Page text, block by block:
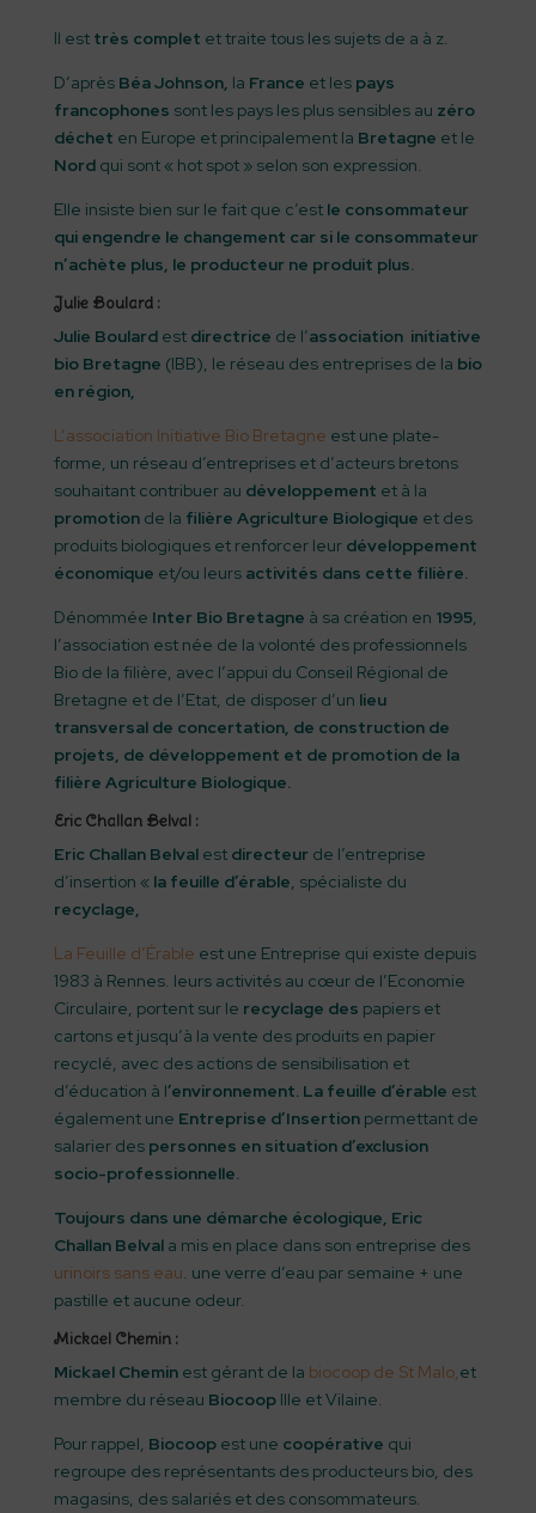
Il est très complet et traite tous les sujets de a à z.
D’après Béa Johnson, la France et les pays
francophones sont les pays les plus sensibles au zéro
déchet en Europe et principalement la Bretagne et le
Nordqui sont « hot spot » selon son expression.
Elle insiste bien sur le fait que c’est le consommateur
qui engendre le changement car si le consommateur
n’achète plus, le producteur ne produit plus.
Julie Boulard :
Julie Boulardest directrice de l’association initiative
bio Bretagne (IBB), le réseau des entreprises de la bio
en région,
L’association Initiative Bio Bretagne est une plate-
forme, un réseau d’entreprises et d’acteurs bretons
souhaitant contribuer au développement et à la
promotionde la filière Agriculture Biologique et des
produits biologiques et renforcer leur développement
économique et/ou leurs activités dans cette filière.
Dénommée Inter Bio Bretagne à sa création en 1995,
l’association est née de la volonté des professionnels
Bio de la filière, avec l’appui du Conseil Régional de
Bretagne et de l’Etat, de disposer d’un lieu
transversal de concertation, de construction de
projets, de développement et de promotion de la
filière Agriculture Biologique.
Eric Challan Belval :
Eric Challan Belvalest directeurde l’entreprise
d’insertion « la feuille d’érable, spécialiste du
recyclage,
La Feuille d’Érable est une Entreprise qui existe depuis
1983 à Rennes. leurs activités au cœur de l’Economie
Circulaire, portent sur le recyclage des papiers et
cartons et jusqu’à la vente des produits en papier
recyclé, avec des actions de sensibilisation et
d’éducation à l’environnement. La feuille d’érable est
également une Entreprise d’Insertionpermettant de
salarier des personnes en situation d’exclusion
socio-professionnelle.
Toujours dans une démarche écologique, Eric
Challan Belvala mis en place dans son entreprise des
urinoirs sans eau. une verre d’eau par semaine + une
pastille et aucune odeur.
Mickael Chemin :
Mickael Chemin est gérant de la biocoop de St Malo,et
membre du réseau BiocoopIlle et Vilaine.
Pour rappel, Biocoopest une coopérative qui
regroupe des représentants des producteurs bio, des
magasins, des salariés et des consommateurs.